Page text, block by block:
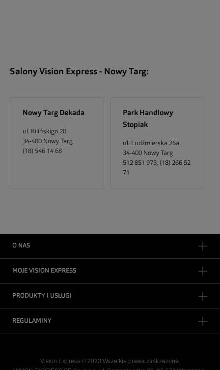
Salony Vision Express - Nowy Targ:
Nowy Targ Dekada
ul. Kilińskigo 20
34-400 Nowy Targ
(18) 546 14 68
Park Handlowy
Stopiak
ul. Ludźmierska 26a
34-400 Nowy Targ
512 851 975, (18) 266 52
71